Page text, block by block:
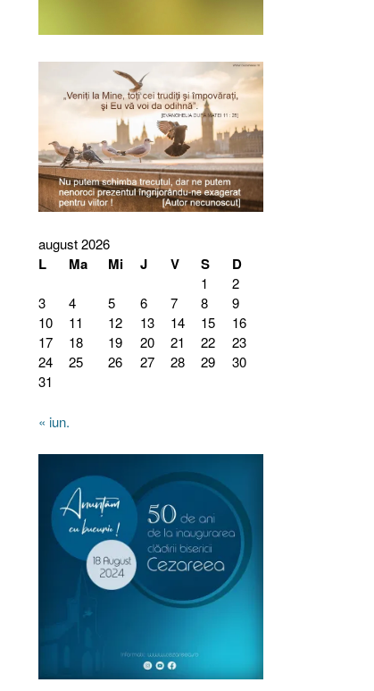
august 2026
L Ma Mi J V S D
1
2
3
4 5 6 7 8
9
10
11 12 13 14 15
16
17
18 19 20 21 22
23
24
25 26 27 28 29
30
31
« iun.